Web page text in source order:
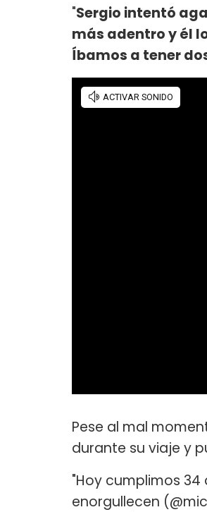
"Sergio intentó
más adentro y él
Íbamos a tener
Pese al mal
durante su viaje y
"Hoy cumplimos
enorgullecen